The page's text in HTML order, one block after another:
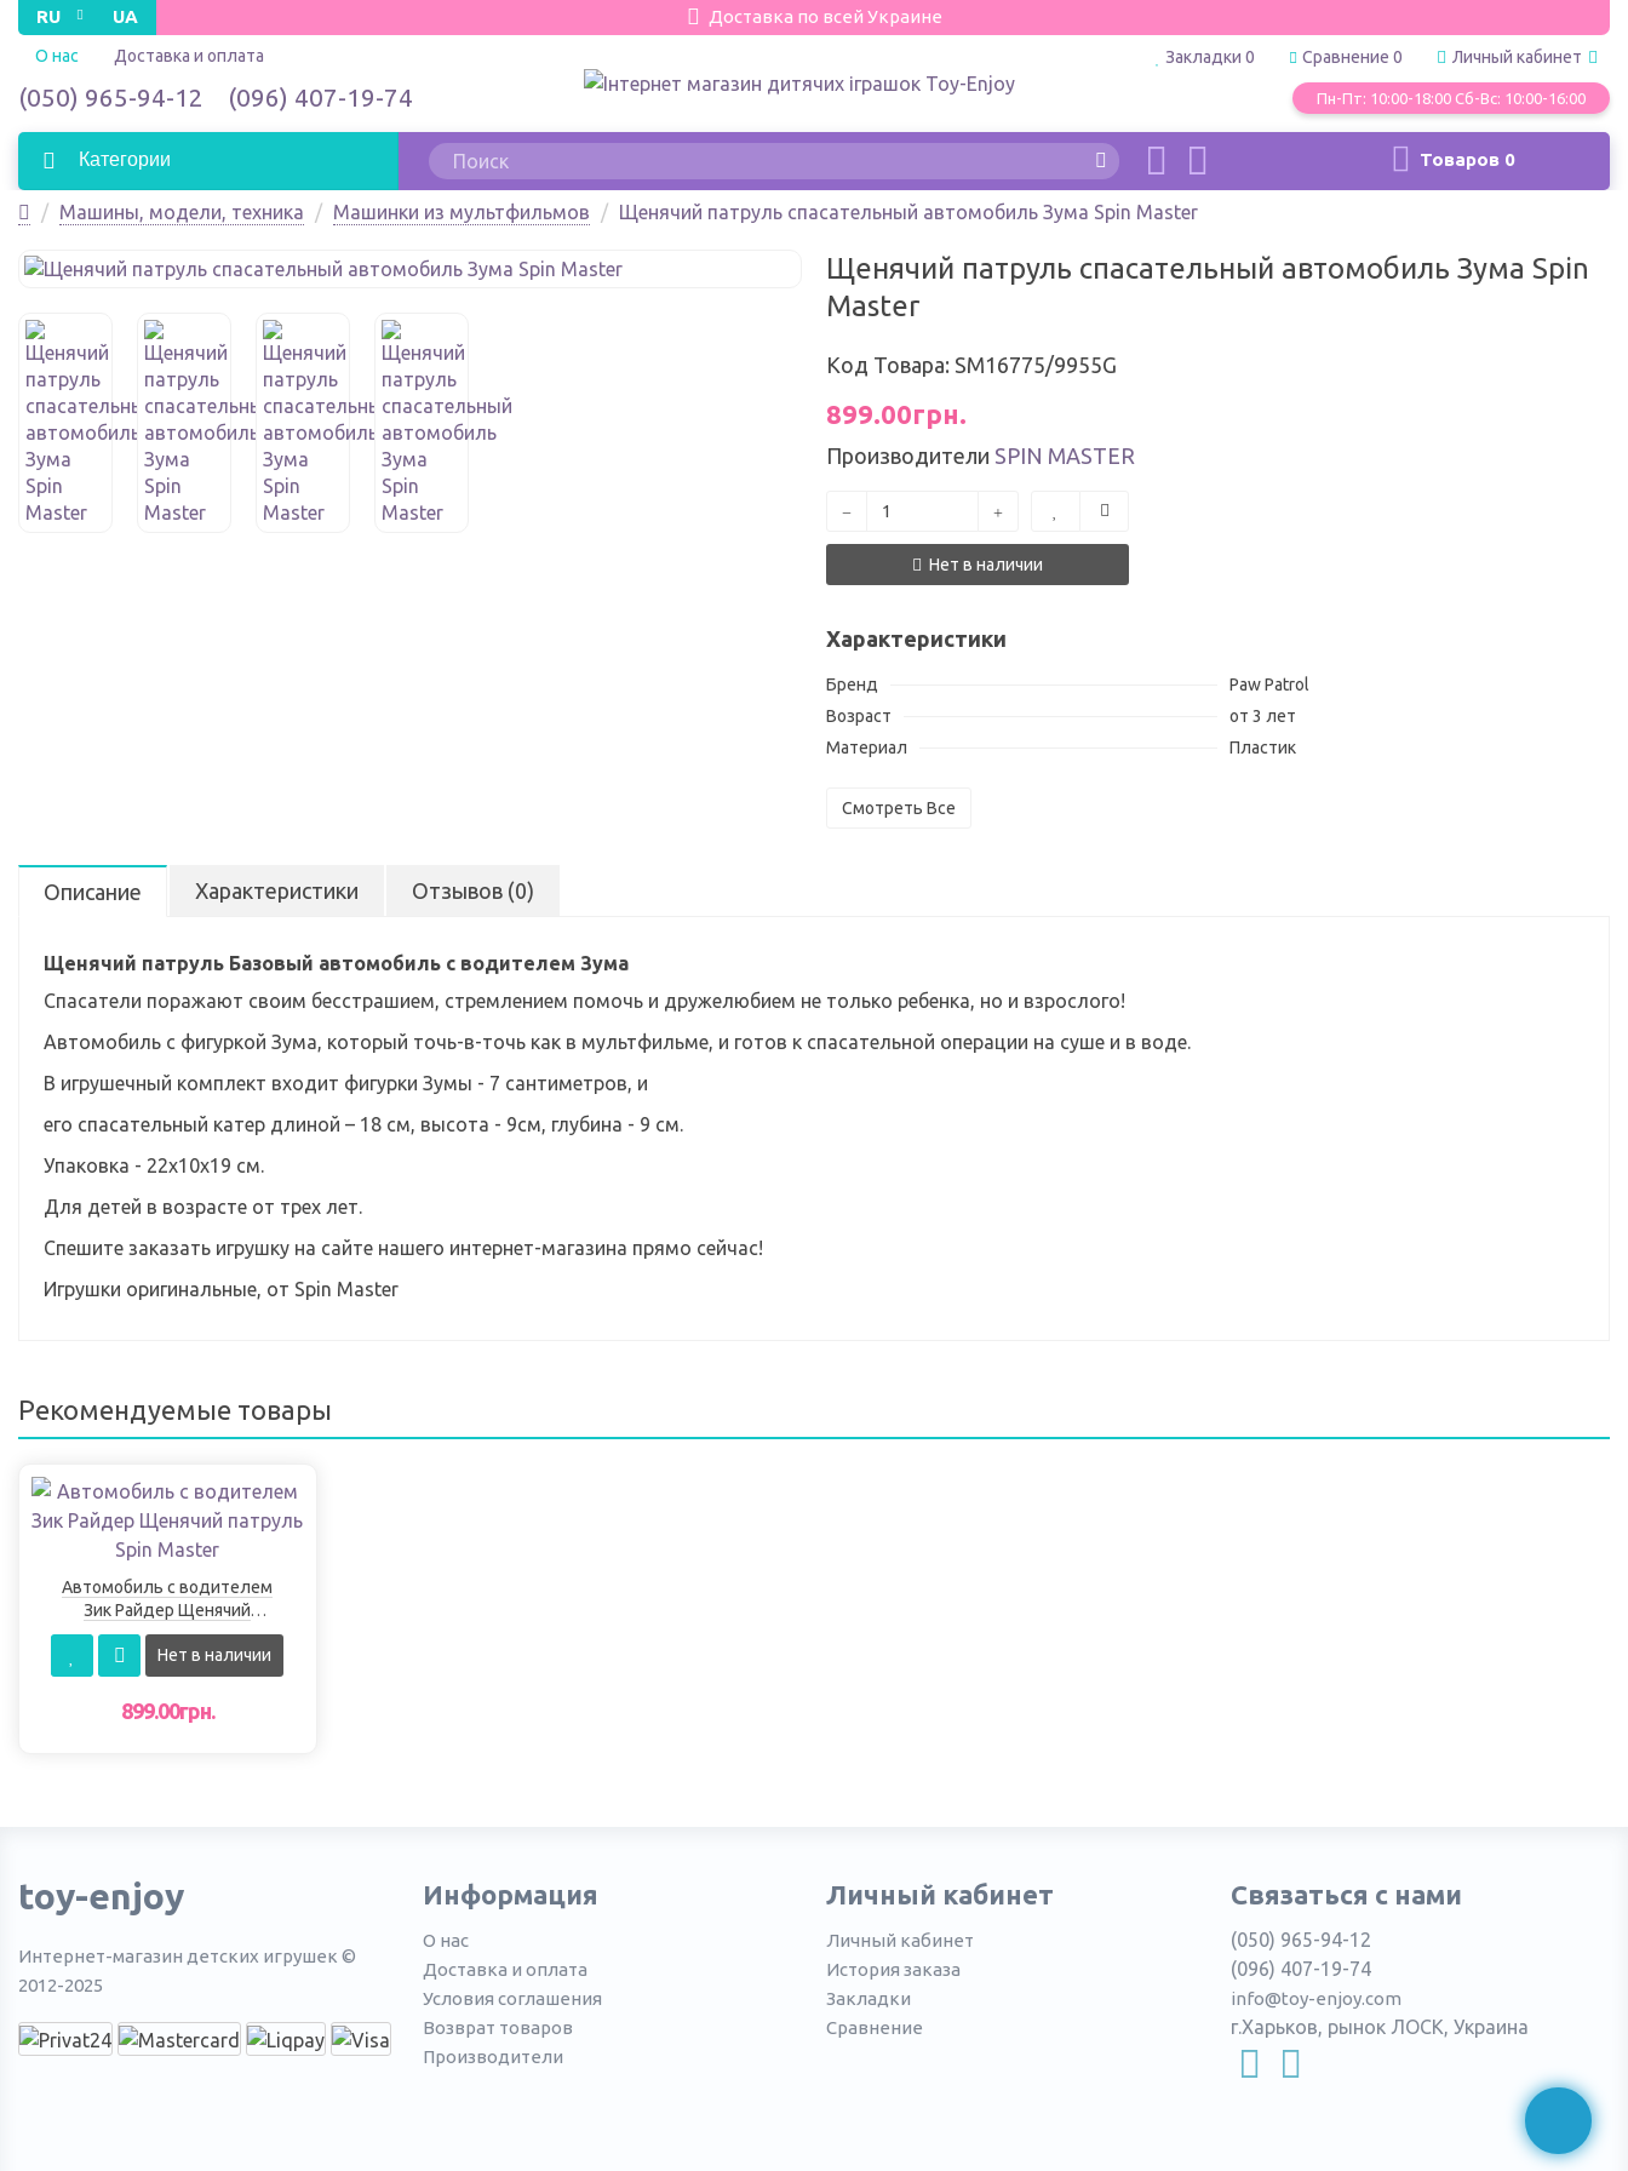
Доставка по всей Украине
RU UA
О нас Доставка и оплата
(050) 965-94-12 (096) 407-19-74
Закладки 0 Сравнение 0 Личный кабинет
Пн-Пт: 10:00-18:00 Сб-Вс: 10:00-16:00
Категории Товаров 0
Машины, модели, техника Машинки из мультфильмов Щенячий патруль спасательный автомобиль Зума Spin Master
Щенячий патруль спасательный автомобиль Зума Spin
Master
Код Товара: SM16775/9955G
899.00грн.
Производители SPIN MASTER
Нет в наличии
Характеристики
Бренд
Paw Patrol
Возраст
от 3 лет
Материал
Пластик
Смотреть Все
Описание Характеристики Отзывов (0)
Щенячий патруль Базовый автомобиль с водителем Зума
Спасатели поражают своим бесстрашием, стремлением помочь и дружелюбием не только ребенка, но и взрослого!
Автомобиль с фигуркой Зума, который точь-в-точь как в мультфильме, и готов к спасательной операции на суше и в воде.
В игрушечный комплект входит фигурки Зумы - 7 сантиметров, и
его спасательный катер длиной – 18 см, высота - 9см, глубина - 9 см.
Упаковка - 22х10х19 см.
Для детей в возрасте от трех лет.
Спешите заказать игрушку на сайте нашего интернет-магазина прямо сейчас!
Игрушки оригинальные, от Spin Master
Рекомендуемые товары
Автомобиль с водителем
Зик Райдер Щенячий
патруль Spin Master
Нет в наличии
899.00грн.
toy-enjoy
Интернет-магазин детских игрушек ©
2012-2025
Информация
О нас
Доставка и оплата
Условия соглашения
Возврат товаров
Производители
Личный кабинет
Личный кабинет
История заказа
Закладки
Сравнение
Связаться с нами
(050) 965-94-12
(096) 407-19-74
info@toy-enjoy.com
г.Харьков, рынок ЛОСК, Украина